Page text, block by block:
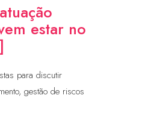
estar no
para discutir
gestão de riscos